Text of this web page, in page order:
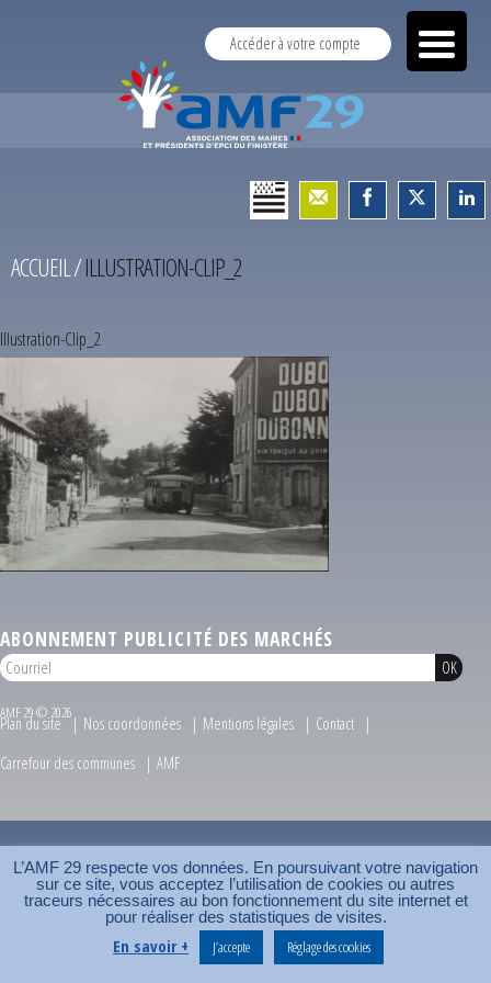
Accéder à votre compte
ACCUEIL/ILLUSTRATION-CLIP_2
Illustration-Clip_2
ABONNEMENT PUBLICITÉ DES MARCHÉS
AMF 29 © 2026
Plan du site Nos coordonnées Mentions légales
Contact
Carrefour des communes
AMF
L’AMF 29 respecte vos données. En poursuivant votre navigation
sur ce site, vous acceptez l’utilisation de cookies ou autres
traceurs nécessaires au bon fonctionnement du site internet et
pour réaliser des statistiques de visites.
En savoir + J’accepte Réglage des cookies